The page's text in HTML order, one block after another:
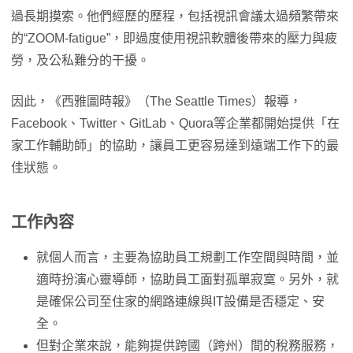
過長期摸索。他們經歷的歷程，包括視訊會議太過頻繁帶來
的“ZOOM-fatigue”，即過度使用視訊軟體後帶來的壓力與疲
勞，及公私難分的干擾。
因此，《西雅圖時報》（The Seattle Times）報導，
Facebook、Twitter、GitLab、Quora等企業都開始提供「在
家工作輔助師」的協助，讓員工更容易達到遠端工作下的最
佳狀態。
工作內容
就個人而言，主要為協助員工規劃工作空間與時間，並
適時扮演心靈導師，協助員工面對孤單寂寞。另外，就
是確保公司至住家的網路連線與IT設備是否穩定、安
全。
但對企業來說，能夠提供跨國（跨州）間的稅務服務，